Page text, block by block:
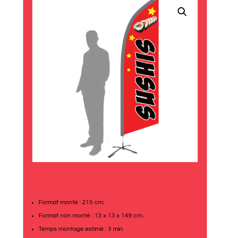
Format monté : 215 cm.
Format non monté : 13 x 13 x 149 cm.
Temps montage estimé : 3 min.